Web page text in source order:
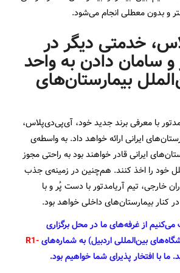
و بدون معطلی انجام می‌شود.
خدمتی دیگر در
سامان دادن به واحد
بیمارستان‌های
با معرفی برند جدید خود، آی‌پی‌دی‌پلاس،
ایرانی ارائه خواهد داد. به واسطه‌ی
ایرانی قادر خواهند بود به راحتی مجوز
خود را اخذ کنند. هم‌چنین در زمینه‌ی جذب
خارجی، تیم آریامدتور با دست پُر و با
کنار بیمارستان‌های داخلی خواهد بود.
می‌کنیم از غرفه‌های ما در محل برگزاری
بین‌المللی اردبیل) به شماره‌هایR1-
ما با افتخار پذیرای شما خواهیم بود.